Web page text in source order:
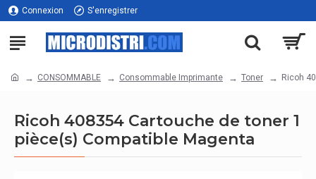
Connexion S'enregistrer
CONSOMMABLE Consommable Imprimante Toner Ricoh
Ricoh 408354 Cartouche de toner 1
pièce(s) Compatible Magenta